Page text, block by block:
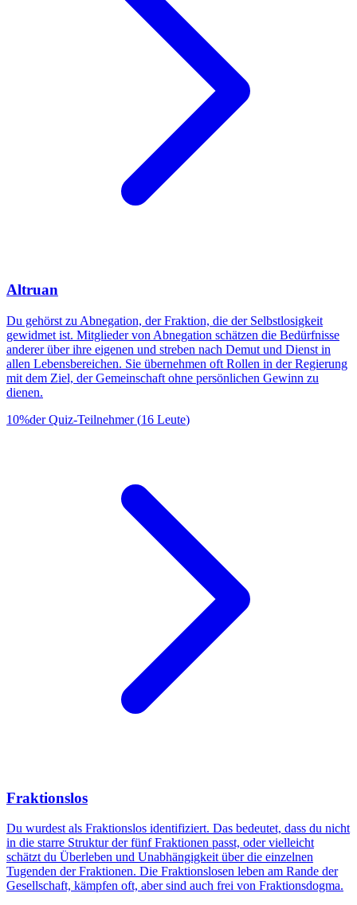
Altruan
Du gehörst zu Abnegation, der Fraktion, die der Selbstlosigkeit
gewidmet ist. Mitglieder von Abnegation schätzen die Bedürfnisse
anderer über ihre eigenen und streben nach Demut und Dienst in
allen Lebensbereichen. Sie übernehmen oft Rollen in der Regierung
mit dem Ziel, der Gemeinschaft ohne persönlichen Gewinn zu
dienen.
10%der Quiz-Teilnehmer(16 Leute)
Fraktionslos
Du wurdest als Fraktionslos identifiziert. Das bedeutet, dass du nicht
in die starre Struktur der fünf Fraktionen passt, oder vielleicht
schätzt du Überleben und Unabhängigkeit über die einzelnen
Tugenden der Fraktionen. Die Fraktionslosen leben am Rande der
Gesellschaft, kämpfen oft, aber sind auch frei von Fraktionsdogma.